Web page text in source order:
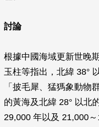
討論
根據中國海域更新世晚
玉柱等指出，北緯 38°
「披毛犀、猛獁象動物
的黃海及北緯 28° 以北
29,000 年以及 21,000